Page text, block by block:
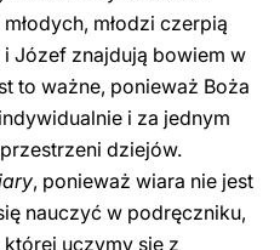
młodzi czerpią
Józef znajdują bowiem w
to ważne, ponieważ Boża
i za jednym
dziejów.
, ponieważ wiara nie jest
nauczyć w podręczniku,
uczymy się z